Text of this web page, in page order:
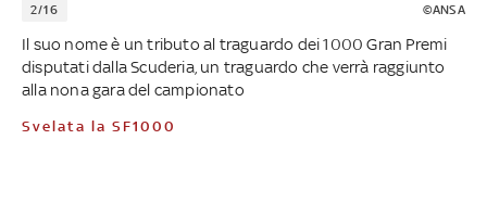
2/16 ©ANSA
Il suo nome è un tributo al traguardo dei 1000 Gran Premi
disputati dalla Scuderia, un traguardo che verrà raggiunto
alla nona gara del campionato
Svelata la SF1000